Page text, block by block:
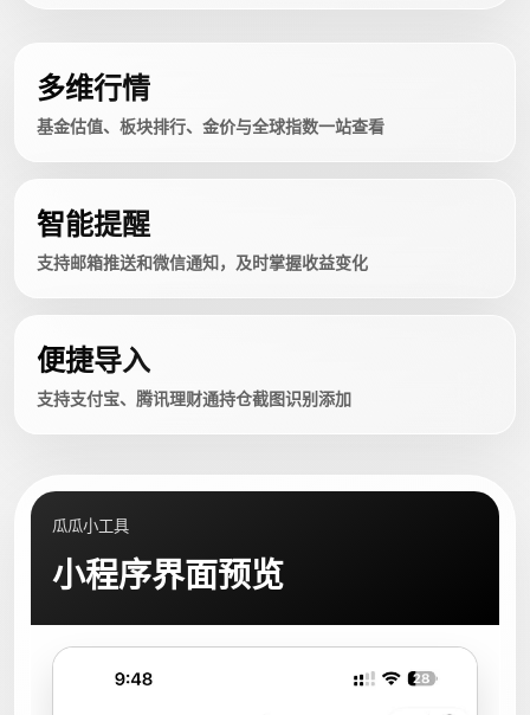
多维行情
基金估值、板块排行、金价与全球指数一站查看
智能提醒
支持邮箱推送和微信通知，及时掌握收益变化
便捷导入
支持支付宝、腾讯理财通持仓截图识别添加
瓜瓜小工具
小程序界面预览